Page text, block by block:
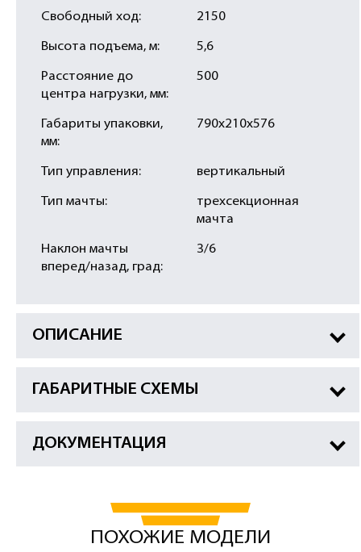
Свободный ход: 2150
Высота подъема, м: 5,6
Расстояние до
центра нагрузки, мм:
500
Габариты упаковки,
мм:
790х210х576
Тип управления: вертикальный
Тип мачты:
трехсекционная
мачта
Наклон мачты
вперед/назад, град:
3/6
ОПИСАНИЕ
ГАБАРИТНЫЕ СХЕМЫ
ДОКУМЕНТАЦИЯ
ПОХОЖИЕ МОДЕЛИ